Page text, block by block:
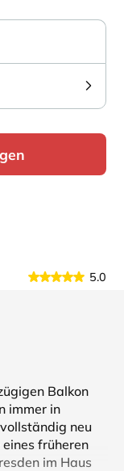
5.0
Balkon
immer in
neu
früheren
im Haus